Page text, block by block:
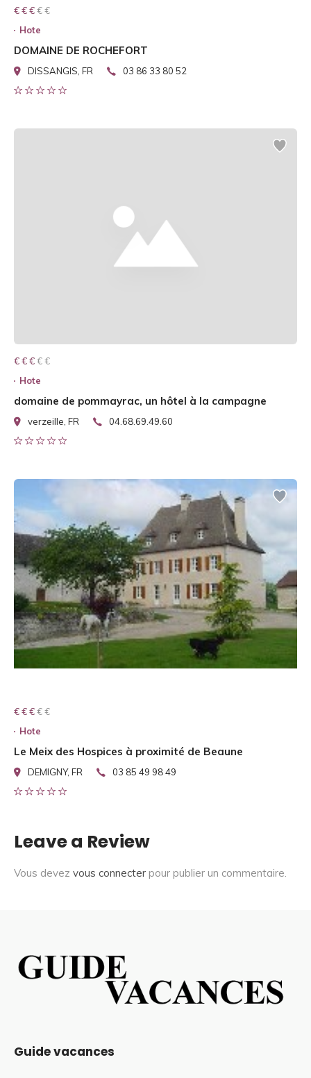
€ € € € €
€ € €
Hote
DOMAINE DE ROCHEFORT
DISSANGIS, FR 03 86 33 80 52
€ € € € €
€ € €
Hote
domaine de pommayrac, un hôtel à la campagne
verzeille, FR 04.68.69.49.60
€ € € € €
€ € €
Hote
Le Meix des Hospices à proximité de Beaune
DEMIGNY, FR 03 85 49 98 49
Leave a Review
Vous devez vous connecter pour publier un commentaire.
Guide vacances